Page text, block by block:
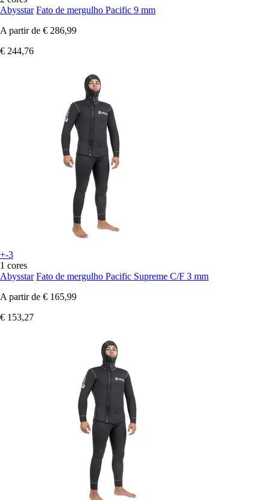
Abysstar Fato de mergulho Pacific 9 mm
A partir de € 286,99
€ 244,76
+-3
1 cores
Abysstar Fato de mergulho Pacific Supreme C/F 3 mm
A partir de € 165,99
€ 153,27